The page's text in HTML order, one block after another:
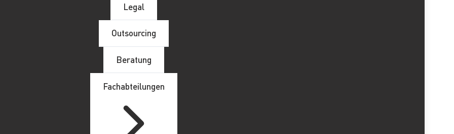
Legal
Outsourcing
Beratung
Fachabteilungen